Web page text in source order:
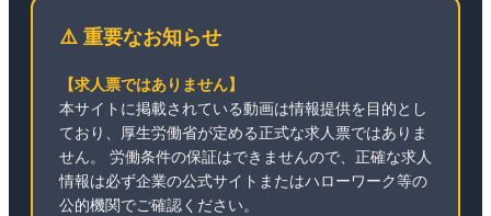
⚠️ 重要なお知らせ
【求人票ではありません】
本サイトに掲載されている動画は情報提供を目的とし
ており、厚生労働省が定める正式な求人票ではありま
せん。 労働条件の保証はできませんので、正確な求人
情報は必ず企業の公式サイトまたはハローワーク等の
公的機関でご確認ください。